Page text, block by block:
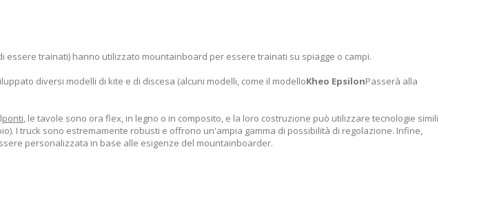
essere trainati) hanno utilizzato mountainboard per essere trainati su spiagge o campi.
diversi modelli di kite e di discesa (alcuni modelli, come il modelloKheo EpsilonPasserà alla
ponti, le tavole sono ora flex, in legno o in composito, e la loro costruzione può utilizzare tecnologie simili
I truck sono estremamente robusti e offrono un'ampia gamma di possibilità di regolazione. Infine,
personalizzata in base alle esigenze del mountainboarder.